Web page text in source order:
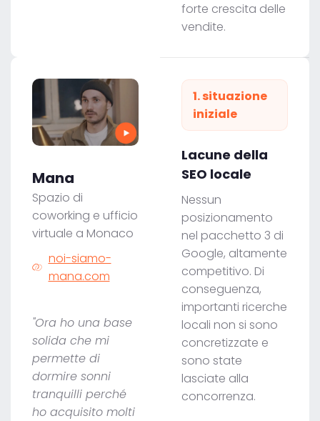
forte crescita delle
vendite.
1. situazione
iniziale
Lacune della
SEO locale
Nessun
posizionamento
nel pacchetto 3 di
Google, altamente
competitivo. Di
conseguenza,
importanti ricerche
locali non si sono
concretizzate e
sono state
lasciate alla
concorrenza.
Mana
Spazio di
coworking e ufficio
virtuale a Monaco
noi-siamo-
mana.com
"Ora ho una base
solida che mi
permette di
dormire sonni
tranquilli perché
ho acquisito molti